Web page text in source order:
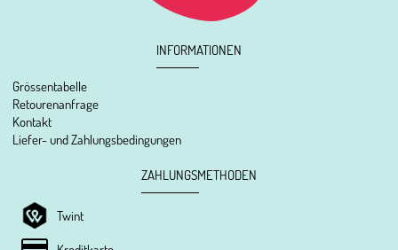
INFORMATIONEN
Grössentabelle
Retourenanfrage
Kontakt
Liefer- und Zahlungsbedingungen
ZAHLUNGSMETHODEN
Twint